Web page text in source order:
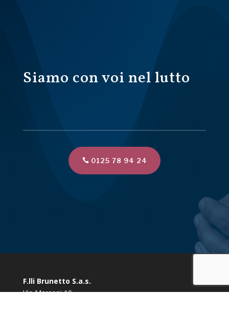
Siamo con voi nel lutto
0125 78 94 24
F.lli Brunetto S.a.s.
Via Marconi 10